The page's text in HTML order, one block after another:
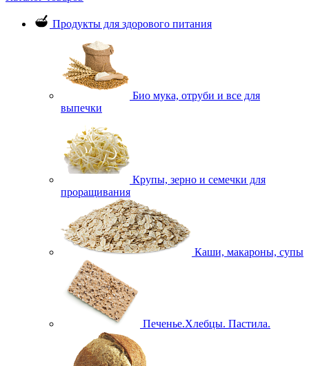
Продукты для здорового питания
Био мука, отруби и все для
выпечки
Крупы, зерно и семечки для
проращивания
Каши, макароны, супы
Печенье.Хлебцы. Пастила.